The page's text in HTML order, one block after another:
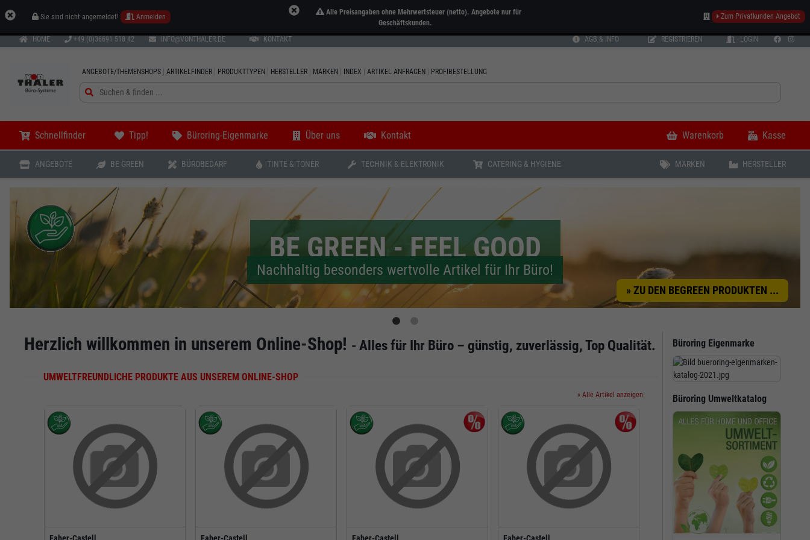
HOME +49 (0)36691 518 42 INFO@VONTHALER.DE KONTAKT AGB & INFO REGISTRIEREN LOGIN
ANGEBOTE/THEMENSHOPS ARTIKELFINDER PRODUKTTYPEN HERSTELLER MARKEN INDEX ARTIKEL ANFRAGEN PROFIBESTELLUNG
Schnellfinder Tipp! Büroring-Eigenmarke Über uns Kontakt Warenkorb Kasse
ANGEBOTE BE GREEN BÜROBEDARF TINTE & TONER TECHNIK & ELEKTRONIK CATERING & HYGIENE MARKEN HERSTELLER
BE GREEN - FEEL GOOD
Nachhaltig besonders wertvolle Artikel für Ihr Büro!
» ZU DEN BEGREEN PRODUKTEN ...
Herzlich willkommen in unserem Online-Shop! - Alles für Ihr Büro – günstig, zuverlässig, Top Qualität.
UMWELTFREUNDLICHE PRODUKTE AUS UNSEREM ONLINE-SHOP
» Alle Artikel anzeigen
Büroring Eigenmarke
Büroring Umweltkatalog
Sie sind nicht angemeldet! Anmelden
Alle Preisangaben ohne Mehrwertsteuer (netto). Angebote nur für
Geschäftskunden.
Zum Privatkunden Angebot